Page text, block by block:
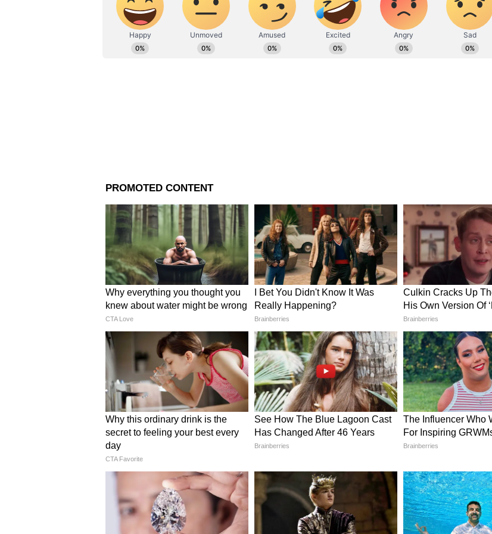
আজ নয়াদিল্লিতে মেলোনিকে স্বাগত জানাতে উপস্থিত ছিলেন দেশের প্রধানমন্ত্রী নরেন্দ্র
আরও পড়ুন-
নাগাল্যান্ডে জোটবদ্ধভাবে জোরালো টক্কর দিচ্ছে বিজেপি, ৫০ থেকে ৪৬-এর মধ্যেই
ওঠানামা করছে স্কোর
Bypoll Results Update: সাগরদিঘিতে দ্বিতীয় রাউন্ড গণনার পরও এগিয়ে কংগ্রেস,
তবে কি ক্ষমতার হাত বদল? পাঁচ রাজ্যে হাড্ডাহাড্ডি লড়াইয়ের ফলাফল আজ
চুমু খেতে গেলে প্রেমিকার ঠোঁটে ঠোঁট না লাগালেও চলবে, এই বিশেষ যন্ত্র দূর থেকেই
এনে দেবে নরম ওষ্ঠের স্বাদ